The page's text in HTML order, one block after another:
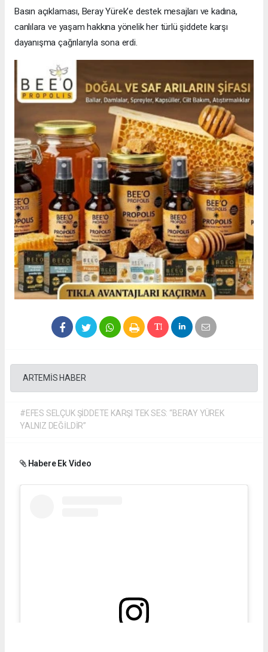
Basın açıklaması, Beray Yürek’e destek mesajları ve kadına,
canlılara ve yaşam hakkına yönelik her türlü şiddete karşı
dayanışma çağrılarıyla sona erdi.
ARTEMİS HABER
#EFES SELÇUK ŞİDDETE KARŞI TEK SES: “BERAY YÜREK
YALNIZ DEĞİLDİR”
Habere Ek Video